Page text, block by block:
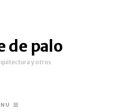
de palo
y otros